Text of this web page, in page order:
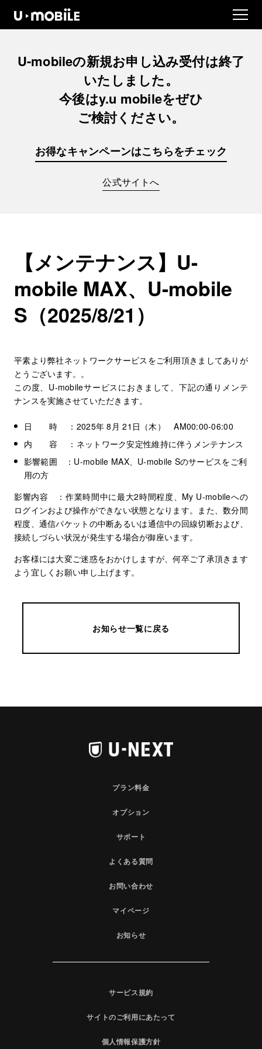
U-mobileの新規お申し込み受付は終了
いたしました。
今後はy.u mobileをぜひ
ご検討ください。
お得なキャンペーンはこちらをチェック
公式サイトへ
【メンテナンス】U-
mobile MAX、U-mobile
S（2025/8/21）
平素より弊社ネットワークサービスをご利用頂きましてありが
とうございます。。
この度、U-mobileサービスにおきまして、下記の通りメンテ
ナンスを実施させていただきます。
日 時 ：2025年 8月 21日（木） AM00:00-06:00
内 容 ：ネットワーク安定性維持に伴うメンテナンス
影響範囲 ：U-mobile MAX、U-mobile Sのサービスをご利
用の方
影響内容 ：作業時間中に最大2時間程度、My U-mobileへの
ログインおよび操作ができない状態となります。また、数分間
程度、通信パケットの中断あるいは通信中の回線切断および、
接続しづらい状況が発生する場合が御座います。
お客様には大変ご迷惑をおかけしますが、何卒ご了承頂きます
よう宜しくお願い申し上げます。
お知らせ一覧に戻る
プラン料金
オプション
サポート
よくある質問
お問い合わせ
マイページ
お知らせ
サービス規約
サイトのご利用にあたって
個人情報保護方針